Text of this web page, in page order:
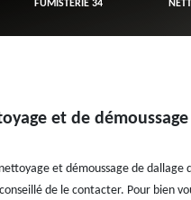
FUMISTERIE 34
et de
et démoussage de
de le contacter. Pour bien